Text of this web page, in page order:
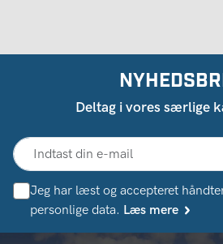
Deltag i vores særlige
Jeg har læst og accepteret
personlige data. Læs mere